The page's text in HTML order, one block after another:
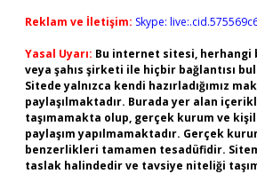
Reklam ve İletişim: Skype:
Yasal Uyarı: Bu internet sitesi, herhangi
veya şahıs şirketi ile hiçbir bağlantısı
Sitede yalnızca kendi hazırladığımız
paylaşılmaktadır. Burada yer alan
taşımamakta olup, gerçek kurum ve
paylaşım yapılmamaktadır. Gerçek
benzerlikleri tamamen tesadüfidir.
taslak halindedir ve tavsiye niteliği